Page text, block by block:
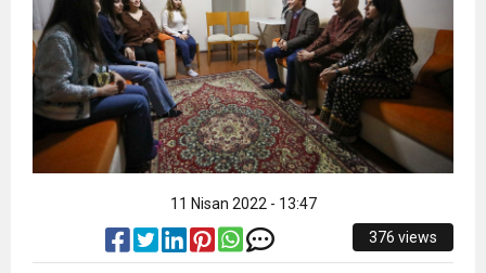
GÖNÜLLERE DOKUNAN ZİYARET
11 Nisan 2022 - 13:47
376 views